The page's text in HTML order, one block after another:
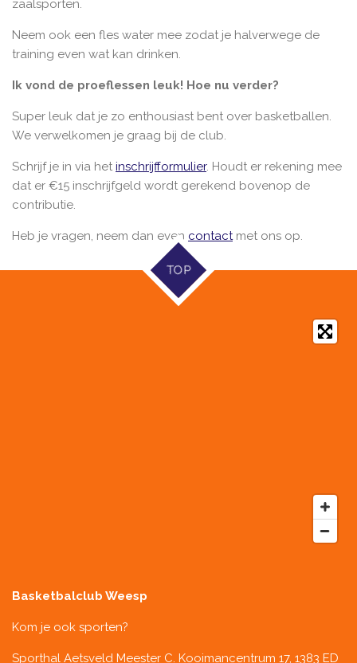
zaalsporten.
Neem ook een fles water mee zodat je halverwege de
training even wat kan drinken.
Ik vond de proeflessen leuk! Hoe nu verder?
Super leuk dat je zo enthousiast bent over basketballen.
We verwelkomen je graag bij de club.
Schrijf je in via het inschrijfformulier. Houdt er rekening mee
dat er €15 inschrijfgeld wordt gerekend bovenop de
contributie.
Heb je vragen, neem dan even contactmet ons op.
TOP
Basketbalclub Weesp
Kom je ook sporten?
Sporthal Aetsveld Meester C. Kooimancentrum 17, 1383 ED